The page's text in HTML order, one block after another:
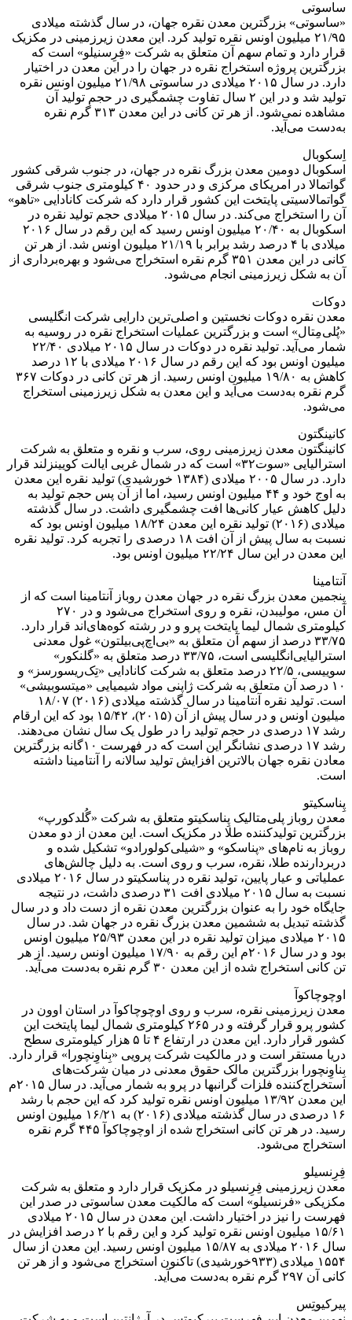
ساسوتی
«ساسوتی» بزرگترین معدن نقره جهان، در سال گذشته میلادی
۲۱/۹۵ میلیون اونس نقره تولید کرد. این معدن زیرزمینی در مکزیک
قرار دارد و تمام سهم آن متعلق به شرکت «فِرِسنیلو» است که
بزرگترین پروژه استخراج نقره در جهان را در این معدن در اختیار
دارد. در سال ۲۰۱۵ میلادی در ساسوتی ۲۱/۹۸ میلیون اونس نقره
تولید شد و در این ۲ سال تفاوت چشمگیری در حجم تولید آن
مشاهده نمی‌شود. از هر تن کانی در این معدن ۳۱۳ گرم نقره
به‌دست می‌آید.
اِسکوبال
اسکوبال دومین معدن بزرگ نقره در جهان، در جنوب شرقی کشور
گواتمالا در امریکای مرکزی و در حدود ۴۰ کیلومتری جنوب شرقی
گواتمالاسیتی پایتخت این کشور قرار دارد که شرکت کانادایی «تاهو»
آن را استخراج می‌کند. در سال ۲۰۱۵ میلادی حجم تولید نقره در
اسکوبال به ۲۰/۴۰ میلیون اونس رسید که این رقم در سال ۲۰۱۶
میلادی با ۴ درصد رشد برابر با ۲۱/۱۹ میلیون اونس شد. از هر تن
کانی در این معدن ۳۵۱ گرم نقره استخراج می‌شود و بهره‌برداری از
آن به شکل زیرزمینی انجام می‌شود.
دوکات
معدن نقره دوکات نخستین و اصلی‌ترین دارایی شرکت انگلیسی
«پُلی‌مِتال» است و بزرگترین عملیات استخراج نقره در روسیه به
شمار می‌آید. تولید نقره در دوکات در سال ۲۰۱۵ میلادی ۲۲/۴۰
میلیون اونس بود که این رقم در سال ۲۰۱۶ میلادی با ۱۲ درصد
کاهش به ۱۹/۸۰ میلیون اونس رسید. از هر تن کانی در دوکات ۳۶۷
گرم نقره به‌دست می‌آید و این معدن به شکل زیرزمینی استخراج
می‌شود.
کانینگتون
کانینگتون معدن زیرزمینی روی، سرب و نقره و متعلق به شرکت
استرالیایی «سوت۳۲» است که در شمال غربی ایالت کویینزلند قرار
دارد. در سال ۲۰۰۵ میلادی (۱۳۸۴ خورشیدی) تولید نقره این معدن
به اوج خود و ۴۴ میلیون اونس رسید، اما از آن پس حجم تولید به
دلیل کاهش عیار کانی‌ها افت چشمگیری داشت. در سال گذشته
میلادی (۲۰۱۶) تولید نقره این معدن ۱۸/۲۴ میلیون اونس بود که
نسبت به سال پیش از آن افت ۱۸ درصدی را تجربه کرد. تولید نقره
این معدن در این سال ۲۲/۲۴ میلیون اونس بود.
آنتامینا
پنجمین معدن بزرگ نقره در جهان معدن روباز آنتامینا است که از
آن مس، مولیبدن، نقره و روی استخراج می‌شود و در ۲۷۰
کیلومتری شمال لیما پایتخت پرو و در رشته کوه‌های‌اند قرار دارد.
۳۳/۷۵ درصد از سهم آن متعلق به «بی‌اچ‌پی‌بیلتون» غول معدنی
استرالیایی‌انگلیسی است، ۳۳/۷۵ درصد متعلق به «گلنکور»
سوییسی، ۲۲/۵ درصد متعلق به شرکت کانادایی «تِک‌ریسورسز» و
۱۰ درصد آن متعلق به شرکت ژاپنی مواد شیمیایی «میتسوبیشی»
است. تولید نقره آنتامینا در سال گذشته میلادی (۲۰۱۶) ۱۸/۰۷
میلیون اونس و در سال پیش از آن (۲۰۱۵)، ۱۵/۴۲ بود که این ارقام
رشد ۱۷ درصدی در حجم تولید را در طول یک سال نشان می‌دهند.
رشد ۱۷ درصدی نشانگر این است که در فهرست ۱۰گانه بزرگترین
معادن نقره جهان بالاترین افزایش تولید سالانه را آنتامینا داشته
است.
پِناسکیتو
معدن روباز پلی‌متالیک پِناسکیتو متعلق به شرکت «گُلدکورپ»
بزرگترین تولیدکننده طلا در مکزیک است. این معدن از دو معدن
روباز به نام‌های «پناسکو» و «شیلی‌کولورادو» تشکیل شده و
دربردارنده طلا، نقره، سرب و روی است. به دلیل چالش‌های
عملیاتی و عیار پایین، تولید نقره در پناسکیتو در سال ۲۰۱۶ میلادی
نسبت به سال ۲۰۱۵ میلادی افت ۳۱ درصدی داشت، در نتیجه
جایگاه خود را به عنوان بزرگترین معدن نقره از دست داد و در سال
گذشته تبدیل به ششمین معدن بزرگ نقره در جهان شد. در سال
۲۰۱۵ میلادی میزان تولید نقره در این معدن ۲۵/۹۳ میلیون اونس
بود و در سال ۲۰۱۶م این رقم به ۱۷/۹۰ میلیون اونس رسید. از هر
تن کانی استخراج شده از این معدن ۳۰ گرم نقره به‌دست می‌آید.
اوچوچاکوآ
معدن زیرزمینی نقره، سرب و روی اوچوچاکوآ در استان اوون در
کشور پرو قرار گرفته و در ۲۶۵ کیلومتری شمال لیما پایتخت این
کشور قرار دارد. این معدن در ارتفاع ۴ تا ۵ هزار کیلومتری سطح
دریا مستقر است و در مالکیت شرکت پرویی «بِناوِنچورا» قرار دارد.
بِناوِنچورا بزرگترین مالک حقوق معدنی در میان شرکت‌های
استخراج‌کننده فلزات گرانبها در پرو به شمار می‌آید. در سال ۲۰۱۵م
این معدن ۱۳/۹۲ میلیون اونس نقره تولید کرد که این حجم با رشد
۱۶ درصدی در سال گذشته میلادی (۲۰۱۶) به ۱۶/۲۱ میلیون اونس
رسید. در هر تن کانی استخراج شده از اوچوچاکوآ ۴۴۵ گرم نقره
استخراج می‌شود.
فِرِنسیلو
معدن زیرزمینی فِرِنسیلو در مکزیک قرار دارد و متعلق به شرکت
مکزیکی «فرنسیلو» است که مالکیت معدن ساسوتی در صدر این
فهرست را نیز در اختیار داشت. این معدن در سال ۲۰۱۵ میلادی
۱۵/۶۱ میلیون اونس نقره تولید کرد و این رقم با ۲ درصد افزایش در
سال ۲۰۱۶ میلادی به ۱۵/۸۷ میلیون اونس رسید. این معدن از سال
۱۵۵۴ میلادی (۹۳۳خورشیدی) تاکنون استخراج می‌شود و از هر تن
کانی آن ۲۹۷ گرم نقره به‌دست می‌آید.
پیرکیوتِس